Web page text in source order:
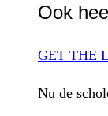
Ook
GET THE
Nu de